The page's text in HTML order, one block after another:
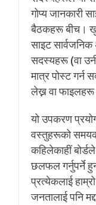
गोप्य जानकारी
बैठकहरू बीच।
साइट
सदस्यहरू (वा
मात्र पोस्ट
लेख्न वा
यो उपकरण
वस्तुहरूको
कहिलेकाहीं
छलफल गर्नुपर्ने
प्रत्येकलाई
जनतालाई पनि